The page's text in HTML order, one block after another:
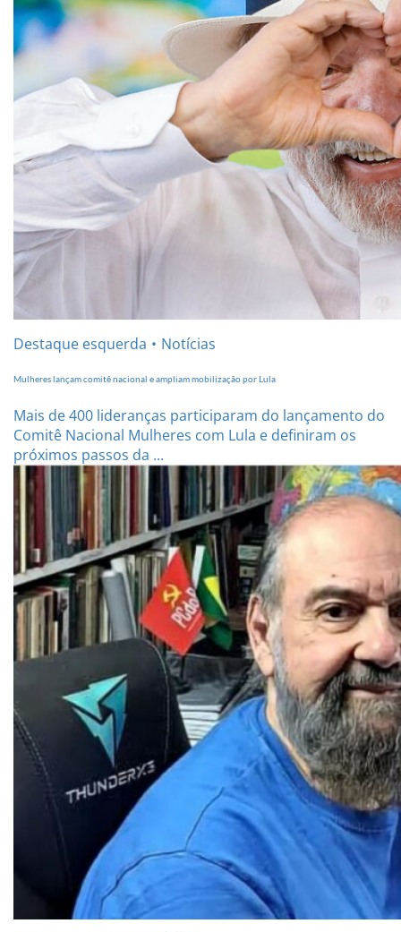
Destaque esquerda Notícias
Mulheres lançam comitê nacional e ampliam mobilização por Lula
Mais de 400 lideranças participaram do lançamento do
Comitê Nacional Mulheres com Lula e definiram os
próximos passos da ...